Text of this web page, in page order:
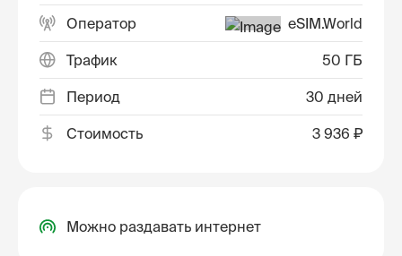
Оператор eSIM.World
Трафик 50 ГБ
Период 30 дней
Стоимость 3 936 ₽
Можно раздавать интернет